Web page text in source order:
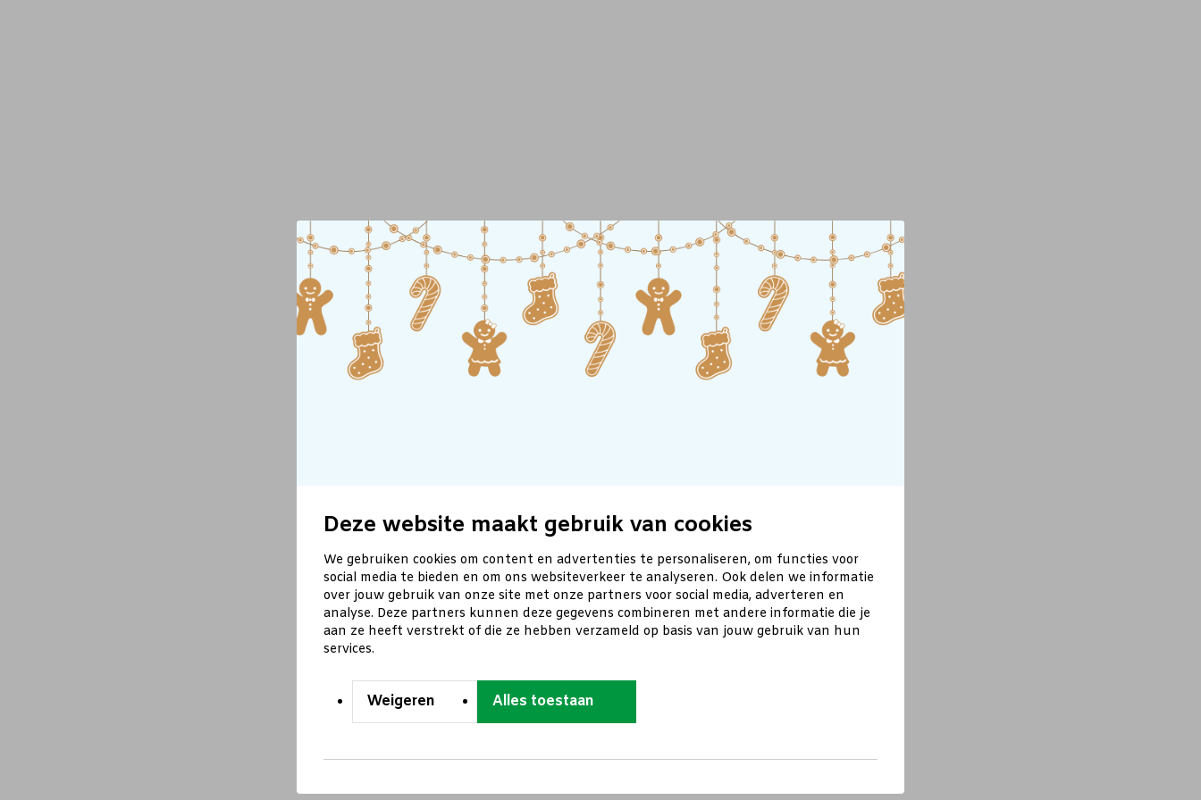
Deze website maakt gebruik van cookies
We gebruiken cookies om content en advertenties te personaliseren, om functies voor
social media te bieden en om ons websiteverkeer te analyseren. Ook delen we informatie
over jouw gebruik van onze site met onze partners voor social media, adverteren en
analyse. Deze partners kunnen deze gegevens combineren met andere informatie die je
aan ze heeft verstrekt of die ze hebben verzameld op basis van jouw gebruik van hun
services.
Weigeren Alles toestaan